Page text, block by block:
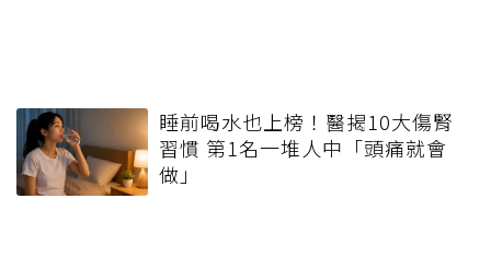
睡前喝水也上榜！醫揭10大傷腎
習慣 第1名一堆人中「頭痛就會
做」